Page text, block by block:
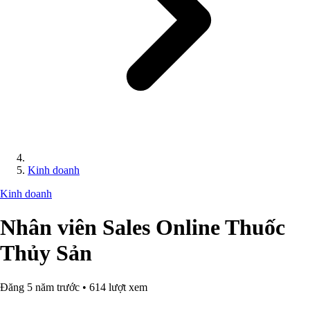
Kinh doanh
Kinh doanh
Nhân viên Sales Online Thuốc
Thủy Sản
Đăng 5 năm trước • 614 lượt xem